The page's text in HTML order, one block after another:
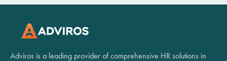
Adviros is a leading provider of comprehensive HR solutions in